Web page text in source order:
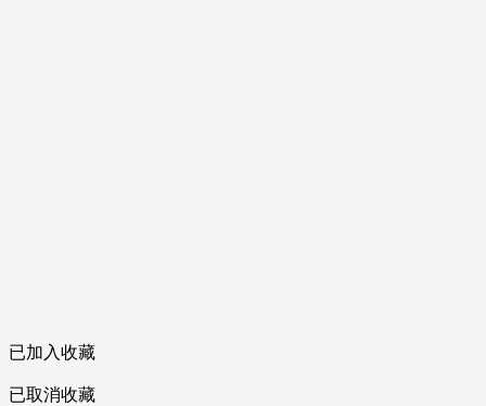
已加入收藏
已取消收藏